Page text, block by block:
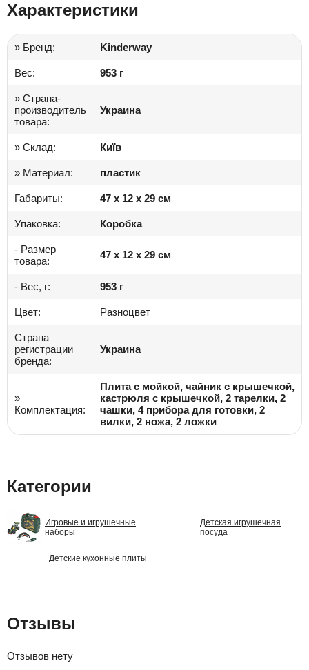
Характеристики
» Бренд: Kinderway
Вес: 953 г
» Страна-
производитель
товара:
Украина
» Склад: Київ
» Материал: пластик
Габариты: 47 x 12 x 29 см
Упаковка: Коробка
- Размер
товара:
47 x 12 x 29 см
- Вес, г: 953 г
Цвет: Разноцвет
Страна
регистрации
бренда:
Украина
»
Комплектация:
Плита с мойкой, чайник с крышечкой,
кастрюля с крышечкой, 2 тарелки, 2
чашки, 4 прибора для готовки, 2
вилки, 2 ножа, 2 ложки
Категории
Игровые и игрушечные
наборы
Детская игрушечная
посуда
Детские кухонные плиты
Отзывы
Отзывов нету